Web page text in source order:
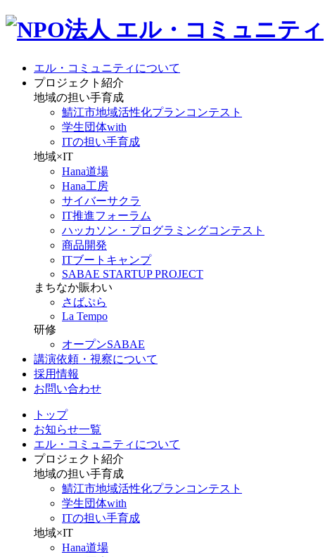
エル・コミュニティについて
プロジェクト紹介
地域の担い手育成
鯖江市地域活性化プランコンテスト
学生団体with
ITの担い手育成
地域×IT
Hana道場
Hana工房
サイバーサクラ
IT推進フォーラム
ハッカソン・プログラミングコンテスト
商品開発
ITブートキャンプ
SABAE STARTUP PROJECT
まちなか賑わい
さばぷら
La Tempo
研修
オープンSABAE
講演依頼・視察について
採用情報
お問い合わせ
トップ
お知らせ一覧
エル・コミュニティについて
プロジェクト紹介
地域の担い手育成
鯖江市地域活性化プランコンテスト
学生団体with
ITの担い手育成
地域×IT
Hana道場